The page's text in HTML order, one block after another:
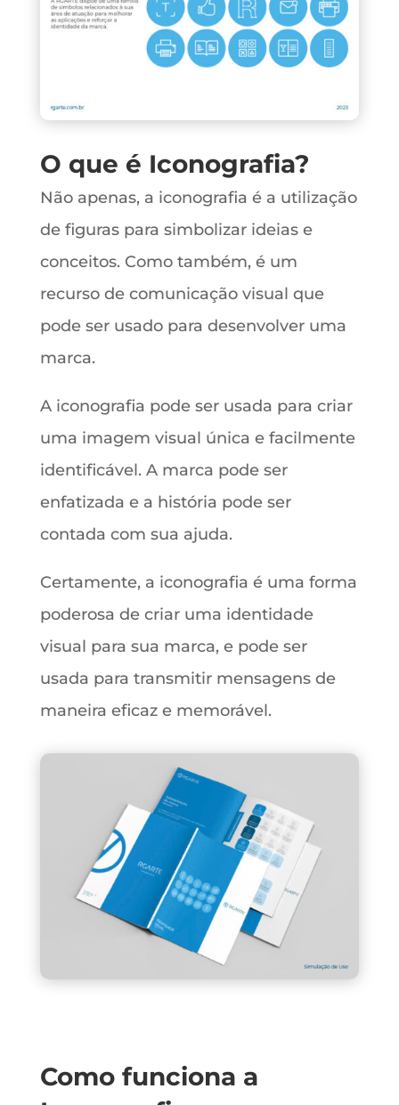
O que é Iconografia?
Não apenas, a iconografia é a utilização
de figuras para simbolizar ideias e
conceitos. Como também, é um
recurso de comunicação visual que
pode ser usado para desenvolver uma
marca.
A iconografia pode ser usada para criar
uma imagem visual única e facilmente
identificável. A marca pode ser
enfatizada e a história pode ser
contada com sua ajuda.
Certamente, a iconografia é uma forma
poderosa de criar uma identidade
visual para sua marca, e pode ser
usada para transmitir mensagens de
maneira eficaz e memorável.
Como funciona a